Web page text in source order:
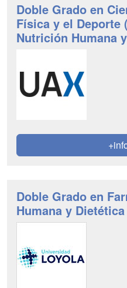
Doble Grado en
Física y el Deporte
Nutrición Humana
Doble Grado en
Humana y Dietética